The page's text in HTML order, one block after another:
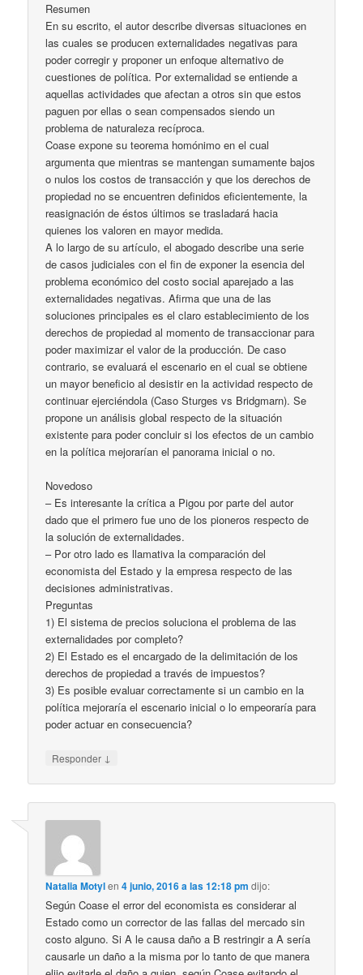
Resumen
En su escrito, el autor describe diversas situaciones en
las cuales se producen externalidades negativas para
poder corregir y proponer un enfoque alternativo de
cuestiones de política. Por externalidad se entiende a
aquellas actividades que afectan a otros sin que estos
paguen por ellas o sean compensados siendo un
problema de naturaleza recíproca.
Coase expone su teorema homónimo en el cual
argumenta que mientras se mantengan sumamente bajos
o nulos los costos de transacción y que los derechos de
propiedad no se encuentren definidos eficientemente, la
reasignación de éstos últimos se trasladará hacia
quienes los valoren en mayor medida.
A lo largo de su artículo, el abogado describe una serie
de casos judiciales con el fin de exponer la esencia del
problema económico del costo social aparejado a las
externalidades negativas. Afirma que una de las
soluciones principales es el claro establecimiento de los
derechos de propiedad al momento de transaccionar para
poder maximizar el valor de la producción. De caso
contrario, se evaluará el escenario en el cual se obtiene
un mayor beneficio al desistir en la actividad respecto de
continuar ejerciéndola (Caso Sturges vs Bridgmarn). Se
propone un análisis global respecto de la situación
existente para poder concluir si los efectos de un cambio
en la política mejorarían el panorama inicial o no.
Novedoso
– Es interesante la crítica a Pigou por parte del autor
dado que el primero fue uno de los pioneros respecto de
la solución de externalidades.
– Por otro lado es llamativa la comparación del
economista del Estado y la empresa respecto de las
decisiones administrativas.
Preguntas
1) El sistema de precios soluciona el problema de las
externalidades por completo?
2) El Estado es el encargado de la delimitación de los
derechos de propiedad a través de impuestos?
3) Es posible evaluar correctamente si un cambio en la
política mejoraría el escenario inicial o lo empeoraría para
poder actuar en consecuencia?
Responder ↓
Natalia Motylen4 junio, 2016 a las 12:18 pm dijo:
Según Coase el error del economista es considerar al
Estado como un corrector de las fallas del mercado sin
costo alguno. Si A le causa daño a B restringir a A sería
causarle un daño a la misma por lo tanto de que manera